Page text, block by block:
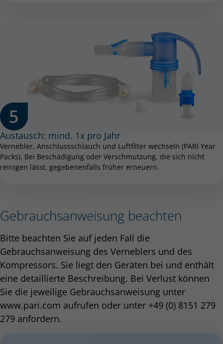
Austausch: mind. 1x pro Jahr
Vernebler, Anschlussschlauch und Luftfilter wechseln (PARI Year
Packs). Bei Beschädigung oder Verschmutzung, die sich nicht
reinigen lässt, gegebenenfalls früher erneuern.
Gebrauchsanweisung beachten
Bitte beachten Sie auf jeden Fall die
Gebrauchsanweisung des Verneblers und des
Kompressors. Sie liegt den Geräten bei und enthält
eine detaillierte Beschreibung. Bei Verlust können
Sie die jeweilige Gebrauchsanweisung unter
www.pari.com aufrufen oder unter +49 (0) 8151 279
279 anfordern.